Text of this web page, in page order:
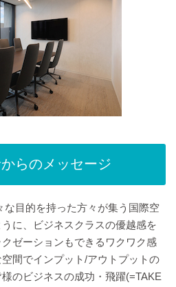
らのメッセージ
な目的を持った方々が集う国際空
に、ビジネスクラスの優越感を
ゼーションもできるワクワク感
間でインプット/アウトプットの
のビジネスの成功・飛躍(=TAKE